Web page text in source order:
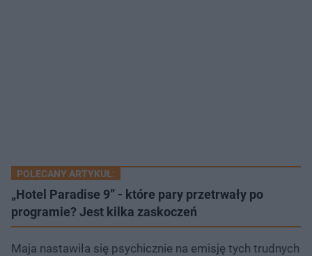
POLECANY ARTYKUŁ:
„Hotel Paradise 9” - które pary przetrwały po
programie? Jest kilka zaskoczeń
Maja nastawiła się psychicznie na emisję tych trudnych